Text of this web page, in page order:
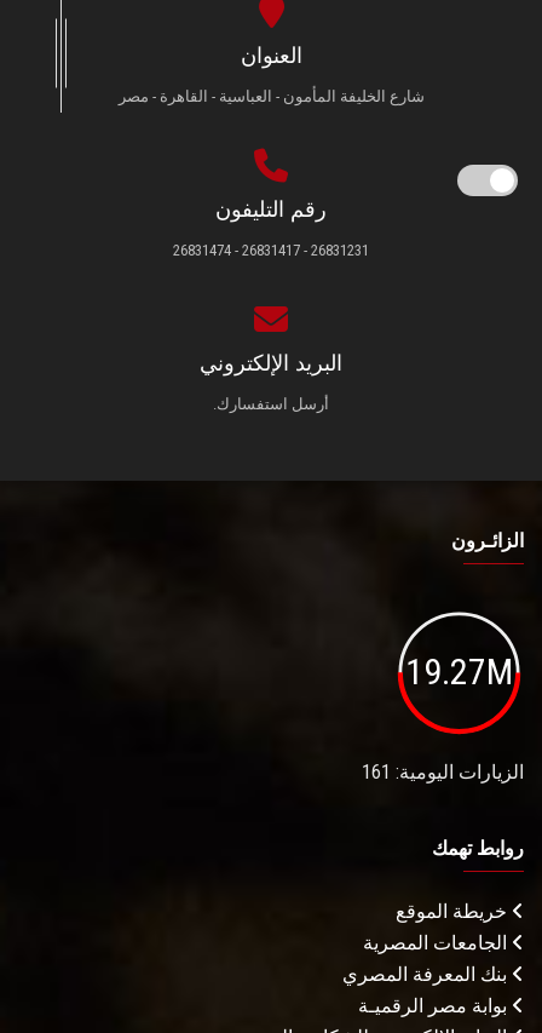
العنوان
شارع الخليفة المأمون - العباسية - القاهرة - مصر
رقم التليفون
26831231 - 26831417 - 26831474
البريد الإلكتروني
أرسل استفسارك.
الزائـرون
19.27M
الزيارات اليومية: 161
روابط تهمك
خريطة الموقع
الجامعات المصرية
بنك المعرفة المصري
بوابة مصر الرقميـة